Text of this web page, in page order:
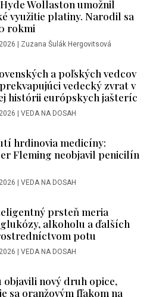
Wollaston umožnil
využitie platiny. Narodil sa
rokmi
Zuzana Šulák Hergovitsová
a poľských vedcov
vedecký zvrat v
histórii európskych jašteríc
VEDA NA DOSAH
hrdinovia medicíny:
Fleming neobjavil penicilín
VEDA NA DOSAH
prsteň meria
alkoholu a ďalších
potu
VEDA NA DOSAH
objavili nový druh opice,
sa oranžovým fľakom na